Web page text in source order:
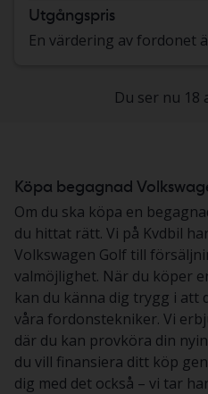
Utgångspris
En värdering av fordonet
Du ser nu 18
Köpa begagnad
Om du ska köpa en
du hittat rätt. Vi på Kvdbil
Volkswagen Golf till
valmöjlighet. När du köper
kan du känna dig trygg i att
våra fordonstekniker. Vi
där du kan provköra din
du vill finansiera ditt köp
dig med det också – vi tar